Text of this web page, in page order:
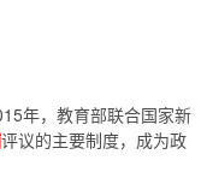
年，教育部联合国家新
评议的主要制度，成为政